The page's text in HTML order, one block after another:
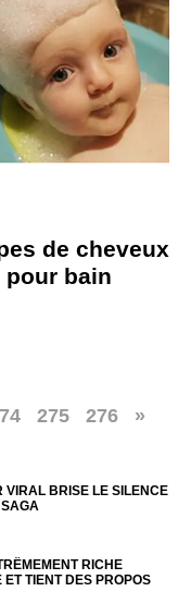
de cheveux
pour bain
275 276 »
VIRAL BRISE LE SILENCE
RICHE
TIENT DES PROPOS